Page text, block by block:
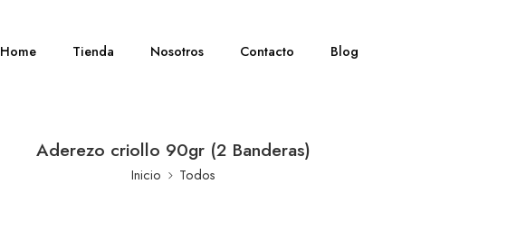
Home Tienda Nosotros Contacto Blog
Aderezo criollo 90gr (2 Banderas)
Inicio Todos